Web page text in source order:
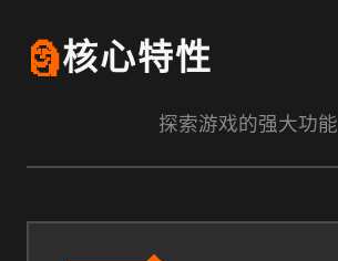
🗿核心特性
探索游戏的强大功能